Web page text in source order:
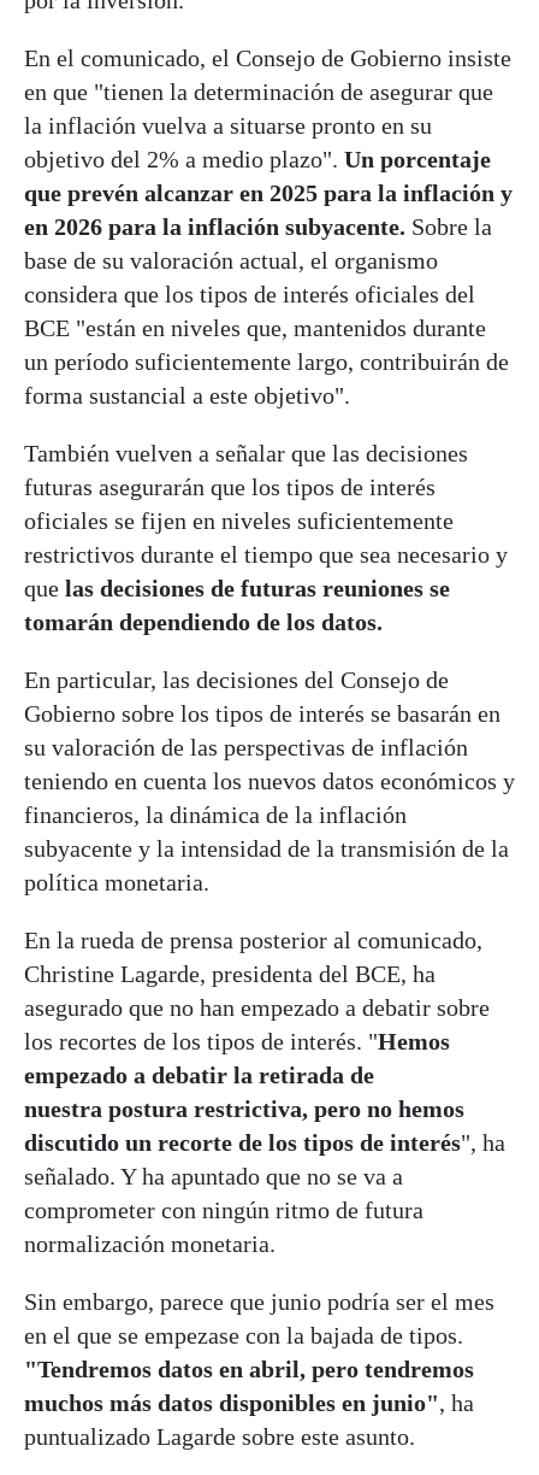
En el comunicado, el Consejo de Gobierno insiste
en que "tienen la determinación de asegurar que
la inflación vuelva a situarse pronto en su
objetivo del 2% a medio plazo". Un porcentaje
que prevén alcanzar en 2025 para la inflación y
en 2026 para la inflación subyacente. Sobre la
base de su valoración actual, el organismo
considera que los tipos de interés oficiales del
BCE "están en niveles que, mantenidos durante
un período suficientemente largo, contribuirán de
forma sustancial a este objetivo".
También vuelven a señalar que las decisiones
futuras asegurarán que los tipos de interés
oficiales se fijen en niveles suficientemente
restrictivos durante el tiempo que sea necesario y
que las decisiones de futuras reuniones se
tomarán dependiendo de los datos.
En particular, las decisiones del Consejo de
Gobierno sobre los tipos de interés se basarán en
su valoración de las perspectivas de inflación
teniendo en cuenta los nuevos datos económicos y
financieros, la dinámica de la inflación
subyacente y la intensidad de la transmisión de la
política monetaria.
En la rueda de prensa posterior al comunicado,
Christine Lagarde, presidenta del BCE, ha
asegurado que no han empezado a debatir sobre
los recortes de los tipos de interés. "Hemos
empezado a debatir la retirada de
nuestra postura restrictiva, pero no hemos
discutido un recorte de los tipos de interés", ha
señalado. Y ha apuntado que no se va a
comprometer con ningún ritmo de futura
normalización monetaria.
Sin embargo, parece que junio podría ser el mes
en el que se empezase con la bajada de tipos.
"Tendremos datos en abril, pero tendremos
muchos más datos disponibles en junio", ha
puntualizado Lagarde sobre este asunto.